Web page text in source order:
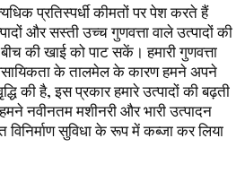
प्रतिस्पर्धी कीमतों पर पेश करते हैं
और सस्ती उच्च गुणवत्ता वाले उत्पादों की
की खाई को पाट सकें। हमारी गुणवत्ता
के तालमेल के कारण हमने अपने
की है, इस प्रकार हमारे उत्पादों की बढ़ती
नवीनतम मशीनरी और भारी उत्पादन
सुविधा के रूप में कब्जा कर लिया